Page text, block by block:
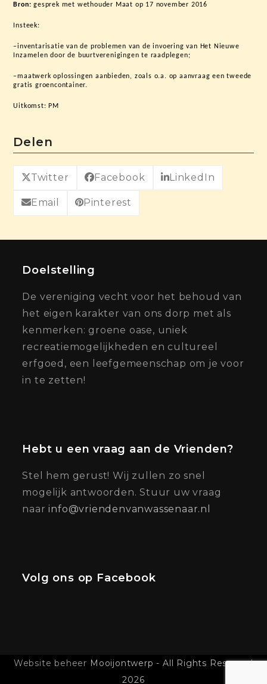
Bron:gesprek met wethouder Maat op 17 november 2016
Insteek:
–inventarisatie van de problemen van de invoering van Het Nieuwe
Inzamelen door de buurtverenigingen te raadplegen;
–maatwerk oplossingen aanbieden, zoals o.a. op aanvraag een tweede
gratis groencontainer.
Uitkomst: PM
Delen
Twitter Facebook LinkedIn
Email Pinterest
Doelstelling
De vereniging vecht voor het behoud van
het eigen karakter van ons dorp met als
kenmerken: groene oase, uniek
recreatiemogelijkheden en cultureel
erfgoed, een leefgemeenschap om je voor
in te zetten!
Hebt u een vraag aan de Vrienden?
Stel hem gerust! Wij zullen zo snel
mogelijk antwoorden. Stuur uw vraag
naarinfo@vriendenvanwassenaar.nl
Volg ons op Facebook
Website beheer Mooijontwerp - All Rights Reserved
2026